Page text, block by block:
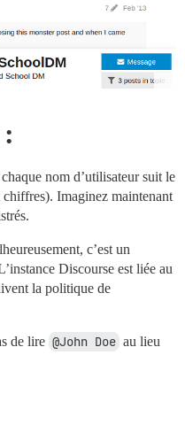
nom d’utilisateur suit le
Imaginez maintenant
c’est un
Discourse est liée au
la politique de
de lire @John Doe au lieu